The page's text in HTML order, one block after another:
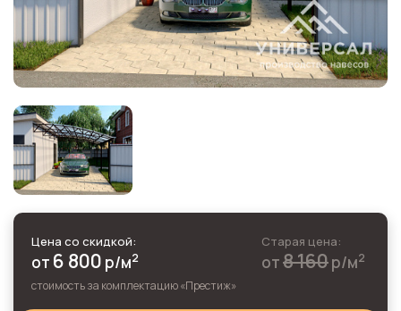
Цена со скидкой:
от 6 800 р/м2
Старая цена:
от8 160р/м2
стоимость за комплектацию «Престиж»